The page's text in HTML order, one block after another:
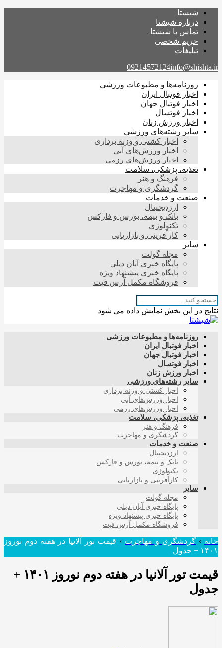
شیشتا
درباره شیشتا
تماس با شیشتا
حریم شخصی
تبلیغات
09214572124info@shishta.ir
روزنامه‌ها و مطبوعات ورزشی
اخبار فوتبال ایران
اخبار فوتبال جهان
اخبار فوتسال
اخبار ورزش زنان
سایر رشته‌های ورزشی
اخبار کشتی و وزنه برداری
اخبار ورزش‌های آبی
اخبار ورزش‌های رزمی
تغذیه، پزشکی، سلامت
فرهنگ و هنر
گردشگری و مهاجرت
صنعت و خدمات
ارزدیجیتال
بانک و بیمه، بورس و فارکس
تکنولوژی
کارآفرینی و بازاریابی
سایر
مجله گولت
پایگاه خبری آبان دیلی
پایگاه خبری پیشنهاد ویژه
فروشگاه مکمل آرس فیت
نتایج در این بخش نمایش داده می شود
روزنامه‌ها و مطبوعات ورزشی
اخبار فوتبال ایران
اخبار فوتبال جهان
اخبار فوتسال
اخبار ورزش زنان
سایر رشته‌های ورزشی
اخبار کشتی و وزنه برداری
اخبار ورزش‌های آبی
اخبار ورزش‌های رزمی
تغذیه، پزشکی، سلامت
فرهنگ و هنر
گردشگری و مهاجرت
صنعت و خدمات
ارزدیجیتال
بانک و بیمه، بورس و فارکس
تکنولوژی
کارآفرینی و بازاریابی
سایر
مجله گولت
پایگاه خبری آبان دیلی
پایگاه خبری پیشنهاد ویژه
فروشگاه مکمل آرس فیت
خانه › گردشگری و مهاجرت › قیمت تور آلانیا در هفته دوم نوروز
۱۴۰۱ + جدول
قیمت تور آلانیا در هفته دوم نوروز ۱۴۰۱ +
جدول